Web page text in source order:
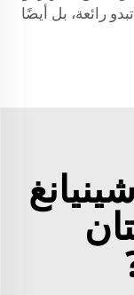
رائعة، بل أيضًا
Why choose شينيانغ